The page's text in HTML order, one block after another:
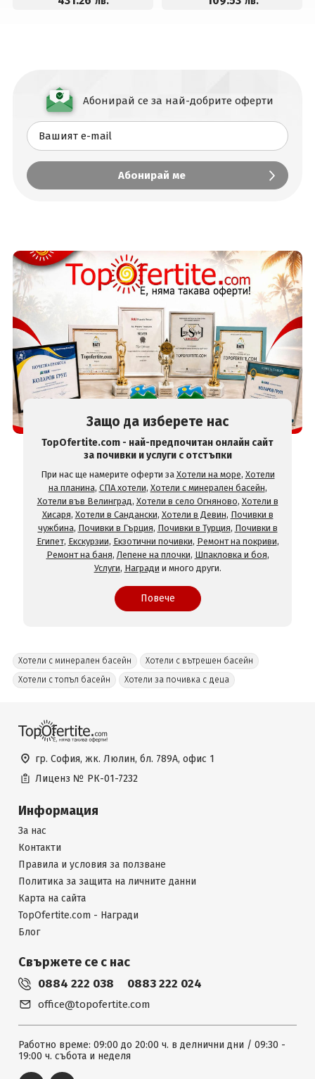
Абонирай се за най-добрите оферти
Защо да изберете нас
TopOfertite.com - най-предпочитан онлайн сайт
за почивки и услуги с отстъпки
При нас ще намерите оферти за Хотели на море, Хотели
на планина, СПА хотели, Хотели с минерален басейн,
Хотели във Велинград, Хотели в село Огняново, Хотели в
Хисаря, Хотели в Сандански, Хотели в Девин, Почивки в
чужбина, Почивки в Гърция, Почивки в Турция, Почивки в
Египет, Екскурзии, Екзотични почивки, Ремонт на покриви,
Ремонт на баня, Лепене на плочки, Шпакловка и боя,
Услуги, Награди и много други.
Повече
Хотели с минерален басейн
Хотели с вътрешен басейн
Хотели с топъл басейн
Хотели за почивка с деца
гр. София, жк. Люлин, бл. 789А, офис 1
Лиценз № РК-01-7232
Информация
За нас
Контакти
Правила и условия за ползване
Политика за защита на личните данни
Карта на сайта
TopOfertite.com - Награди
Блог
Свържете се с нас
0884 222 038 0883 222 024
office@topofertite.com
Работно време: 09:00 до 20:00 ч. в делнични дни / 09:30 -
19:00 ч. събота и неделя